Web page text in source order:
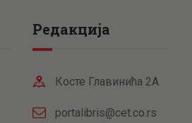
Редакција
Косте Главинића 2А
portalibris@cet.co.rs